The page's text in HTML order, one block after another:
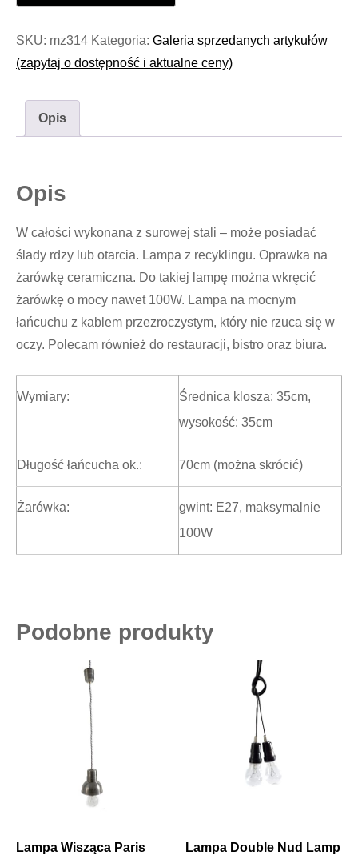
SKU: mz314 Kategoria: Galeria sprzedanych artykułów
(zapytaj o dostępność i aktualne ceny)
Opis
Opis
W całości wykonana z surowej stali – może posiadać
ślady rdzy lub otarcia. Lampa z recyklingu. Oprawka na
żarówkę ceramiczna. Do takiej lampę można wkręcić
żarówkę o mocy nawet 100W. Lampa na mocnym
łańcuchu z kablem przezroczystym, który nie rzuca się w
oczy. Polecam również do restauracji, bistro oraz biura.
Wymiary:
Średnica klosza: 35cm,
wysokość: 35cm
Długość łańcucha ok.: 70cm (można skrócić)
Żarówka:
gwint: E27, maksymalnie
100W
Podobne produkty
Lampa Wisząca Paris Lampa Double Nud Lamp